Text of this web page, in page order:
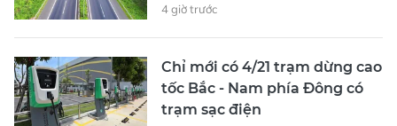
4 giờ trước
Chỉ mới có 4/21 trạm dừng cao
tốc Bắc - Nam phía Đông có
trạm sạc điện